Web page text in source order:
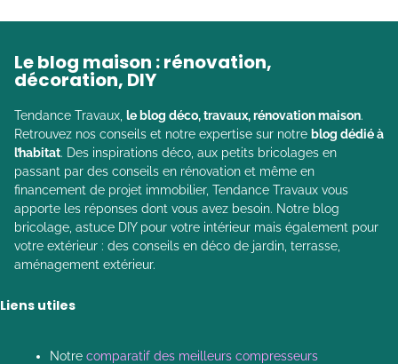
Le blog maison : rénovation,
décoration, DIY
Tendance Travaux, le blog déco, travaux, rénovation maison.
Retrouvez nos conseils et notre expertise sur notre blog dédié à
l’habitat. Des inspirations déco, aux petits bricolages en
passant par des conseils en rénovation et même en
financement de projet immobilier, Tendance Travaux vous
apporte les réponses dont vous avez besoin. Notre blog
bricolage, astuce DIY pour votre intérieur mais également pour
votre extérieur : des conseils en déco de jardin, terrasse,
aménagement extérieur.
Liens utiles
Notre comparatif des meilleurs compresseurs